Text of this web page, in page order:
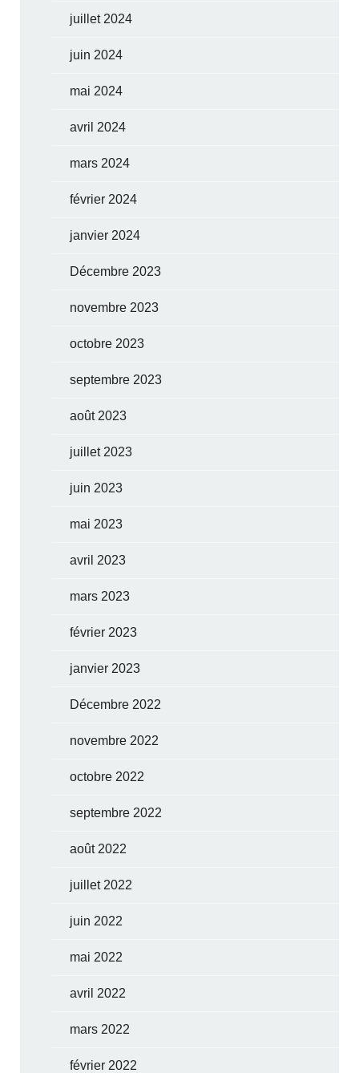
juillet 2024
juin 2024
mai 2024
avril 2024
mars 2024
février 2024
janvier 2024
Décembre 2023
novembre 2023
octobre 2023
septembre 2023
août 2023
juillet 2023
juin 2023
mai 2023
avril 2023
mars 2023
février 2023
janvier 2023
Décembre 2022
novembre 2022
octobre 2022
septembre 2022
août 2022
juillet 2022
juin 2022
mai 2022
avril 2022
mars 2022
février 2022